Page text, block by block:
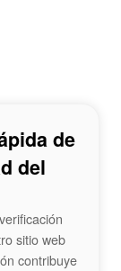
de
del
sitio web
contribuye